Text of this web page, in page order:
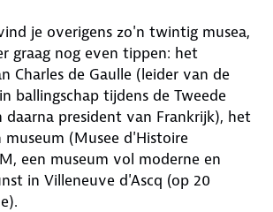
je overigens zo'n twintig musea,
graag nog even tippen: het
Charles de Gaulle (leider van de
ballingschap tijdens de Tweede
daarna president van Frankrijk), het
(Musee d'Histoire
een museum vol moderne en
in Villeneuve d'Ascq (op 20